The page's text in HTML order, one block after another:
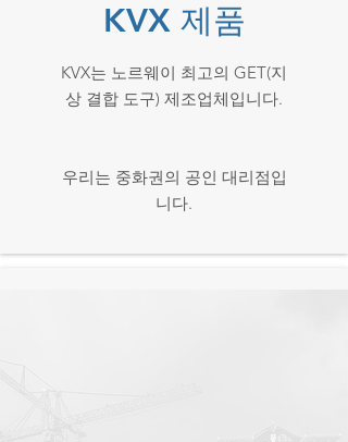
KVX 제품
KVX는 노르웨이 최고의 GET(지
상 결합 도구) 제조업체입니다.
우리는 중화권의 공인 대리점입
니다.